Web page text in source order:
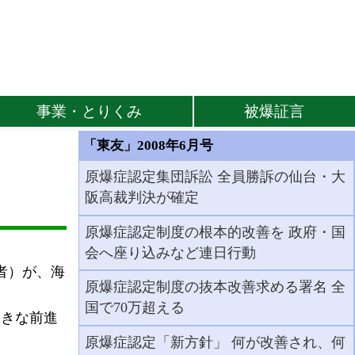
事業・とりくみ 被爆証言
）が、海
な前進
「東友」2008年6月号
原爆症認定集団訴訟 全員勝訴の仙台・大
阪高裁判決が確定
原爆症認定制度の根本的改善を 政府・国
会へ座り込みなど連日行動
原爆症認定制度の抜本改善求める署名 全
国で70万超える
原爆症認定「新方針」 何が改善され、何